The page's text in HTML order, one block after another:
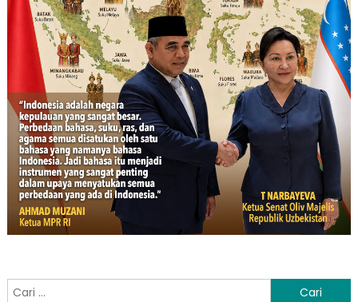
Cari